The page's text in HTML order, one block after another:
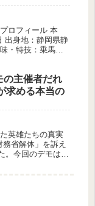
ロフィール 本
出身地：静岡県静
・特技：乗馬、
の主催者だれ
求める本当の
英雄たちの真実
省解体」を訴え
。今回のデモは、